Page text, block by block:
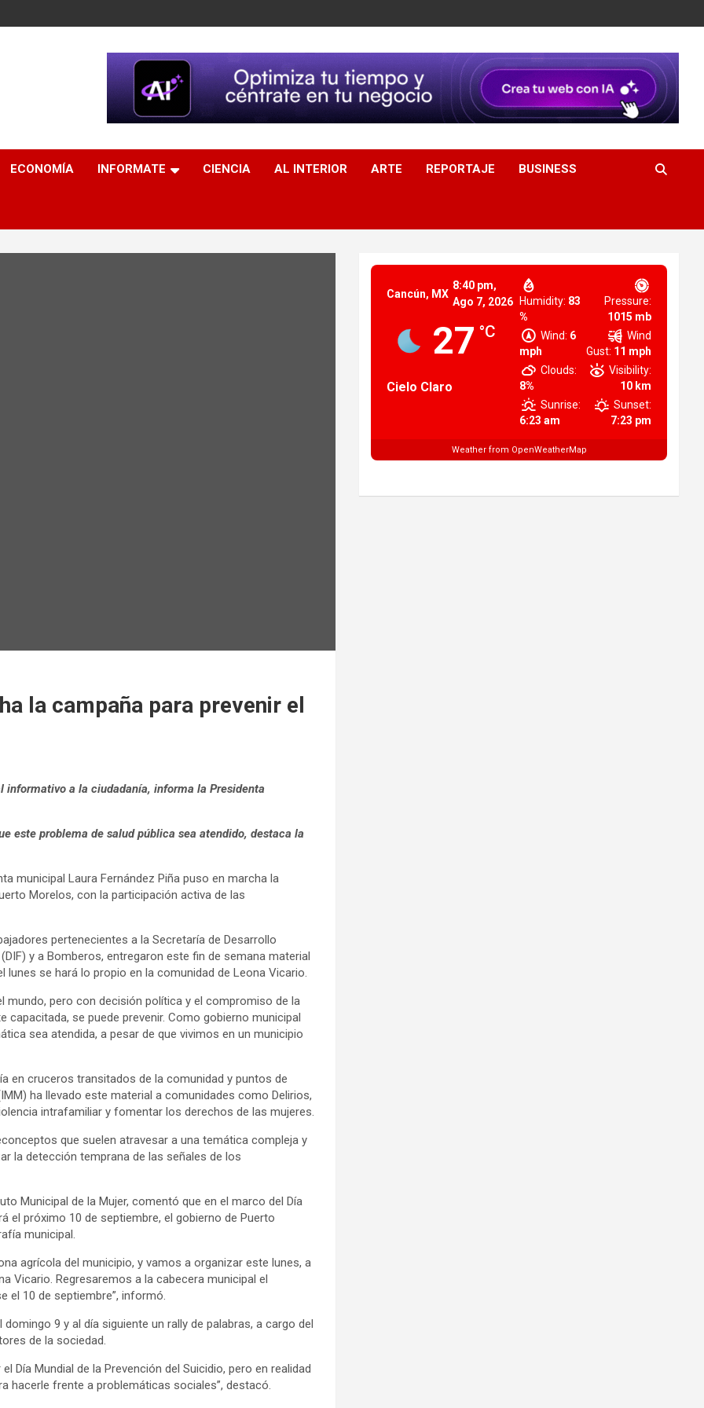
ECONOMÍA INFORMATE CIENCIA AL INTERIOR ARTE REPORTAJE BUSINESS
la campaña para prevenir el
a la ciudadanía, informa la Presidenta
este problema de salud pública sea atendido, destaca la
municipal Laura Fernández Piña puso en marcha la
Morelos, con la participación activa de las
pertenecientes a la Secretaría de Desarrollo
y a Bomberos, entregaron este fin de semana material
se hará lo propio en la comunidad de Leona Vicario.
mundo, pero con decisión política y el compromiso de la
se puede prevenir. Como gobierno municipal
sea atendida, a pesar de que vivimos en un municipio
en cruceros transitados de la comunidad y puntos de
ha llevado este material a comunidades como Delirios,
intrafamiliar y fomentar los derechos de las mujeres.
que suelen atravesar a una temática compleja y
la detección temprana de las señales de los
Municipal de la Mujer, comentó que en el marco del Día
el próximo 10 de septiembre, el gobierno de Puerto
municipal.
agrícola del municipio, y vamos a organizar este lunes, a
Vicario. Regresaremos a la cabecera municipal el
el 10 de septiembre”, informó.
9 y al día siguiente un rally de palabras, a cargo del
de la sociedad.
Día Mundial de la Prevención del Suicidio, pero en realidad
hacerle frente a problemáticas sociales”, destacó.
Cancún, MX
8:40 pm,
Ago 7, 2026
27 °C
Cielo Claro
Humidity: 83
%
Pressure:
1015 mb
Wind: 6
mph
Wind
Gust: 11 mph
Clouds:
8%
Visibility:
10 km
Sunrise:
6:23 am
Sunset:
7:23 pm
Weather from OpenWeatherMap